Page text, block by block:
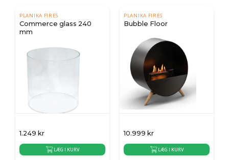
PLANIKA FIRES
Commerce glass 240
mm
1.249 kr
LÆG I KURV
PLANIKA FIRES
Bubble Floor
10.999 kr
LÆG I KURV